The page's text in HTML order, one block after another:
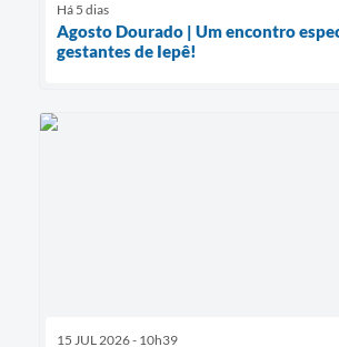
Há 5 dias
Agosto Dourado | Um encontro
gestantes de Iepê!
15 JUL 2026 - 10h39